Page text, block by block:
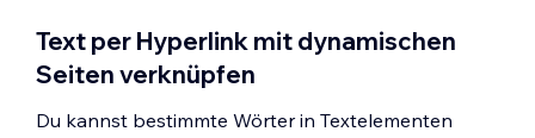
Text per Hyperlink mit dynamischen
Seiten verknüpfen
Du kannst bestimmte Wörter in Textelementen